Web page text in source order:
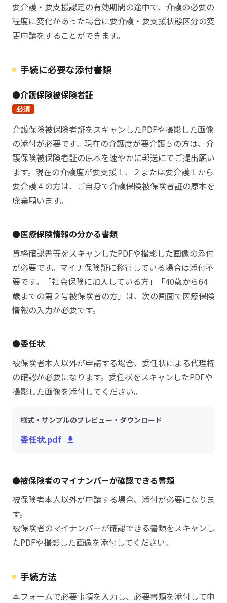
要介護・要支援認定の有効期間の途中で、介護の必要の
程度に変化があった場合に要介護・要支援状態区分の変
更申請をすることができます。
手続に必要な添付書類
●介護保険被保険者証
必須
介護保険被保険者証をスキャンしたPDFや撮影した画像
の添付が必要です。現在の介護度が要介護５の方は、介
護保険被保険者証の原本を速やかに郵送にてご提出願い
ます。現在の介護度が要支援１、２または要介護１から
要介護４の方は、ご自身で介護保険被保険者証の原本を
廃棄願います。
●医療保険情報の分かる書類
資格確認書等をスキャンしたPDFや撮影した画像の添付
が必要です。マイナ保険証に移行している場合は添付不
要です。「社会保険に加入している方」「40歳から64
歳までの第２号被保険者の方」は、次の画面で医療保険
情報の入力が必要です。
●委任状
被保険者本人以外が申請する場合、委任状による代理権
の確認が必要になります。委任状をスキャンしたPDFや
撮影した画像を添付してください。
様式・サンプルのプレビュー・ダウンロード
委任状.pdf
●被保険者のマイナンバーが確認できる書類
被保険者本人以外が申請する場合、添付が必要になりま
す。
被保険者のマイナンバーが確認できる書類をスキャンし
たPDFや撮影した画像を添付してください。
手続方法
本フォームで必要事項を入力し、必要書類を添付して申